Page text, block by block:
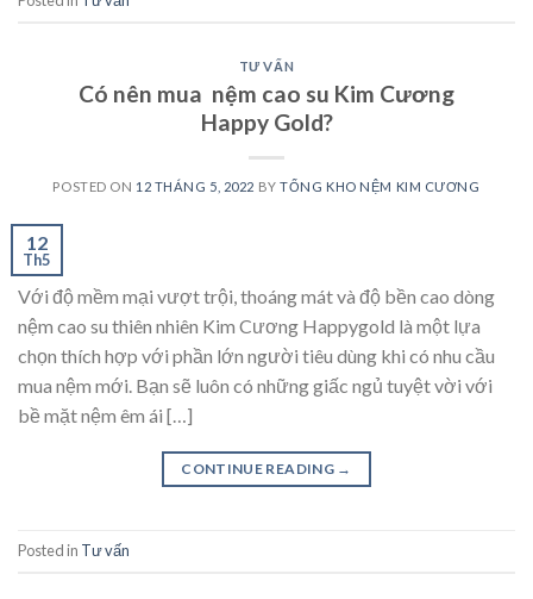
TƯ VẤN
Có nên mua nệm cao su Kim Cương
Happy Gold?
POSTED ON 12 THÁNG 5, 2022 BYTỔNG KHO NỆM KIM CƯƠNG
12
Th5
Với độ mềm mại vượt trội, thoáng mát và độ bền cao dòng
nệm cao su thiên nhiên Kim Cương Happygold là một lựa
chọn thích hợp với phần lớn người tiêu dùng khi có nhu cầu
mua nệm mới. Bạn sẽ luôn có những giấc ngủ tuyệt vời với
bề mặt nệm êm ái […]
CONTINUE READING →
Posted in Tư vấn